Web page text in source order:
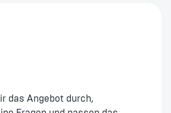
das Angebot durch,